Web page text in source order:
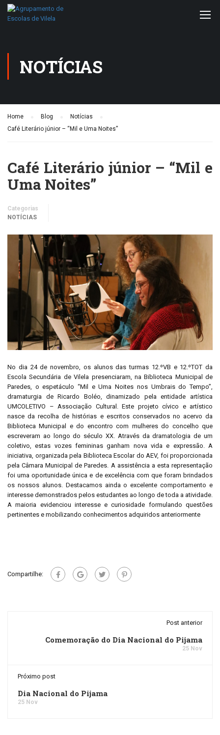
NOTÍCIAS
Home Blog
Notícias
Café Literário júnior – “Mil e Uma Noites”
Café Literário júnior – “Mil e
Uma Noites”
Categorias
NOTÍCIAS
No dia 24 de novembro, os alunos das turmas 12.ºVB e 12.ºTOT da
Escola Secundária de Vilela presenciaram, na Biblioteca Municipal de
Paredes, o espetáculo “Mil e Uma Noites nos Umbrais do Tempo”,
dramaturgia de Ricardo Boléo, dinamizado pela entidade artística
UMCOLETIVO – Associação Cultural. Este projeto cívico e artístico
nasce da recolha de histórias e escritos conservados no acervo da
Biblioteca Municipal e do encontro com mulheres do concelho que
escreveram ao longo do século XX. Através da dramatologia de um
coletivo, estas vozes femininas ganham nova vida e expressão. A
iniciativa, organizada pela Biblioteca Escolar do AEV, foi proporcionada
pela Câmara Municipal de Paredes. A assistência a esta representação
foi uma oportunidade única e de excelência com que foram brindados
os nossos alunos. Destacamos ainda o excelente comportamento e
interesse demonstrados pelos estudantes ao longo de toda a atividade.
A maioria evidenciou interesse e curiosidade formulando questões
pertinentes e mobilizando conhecimentos adquiridos anteriormente
Compartilhe:
Post anterior
Comemoração do Dia Nacional do Pijama
25 Nov
Próximo post
Dia Nacional do Pijama
25 Nov